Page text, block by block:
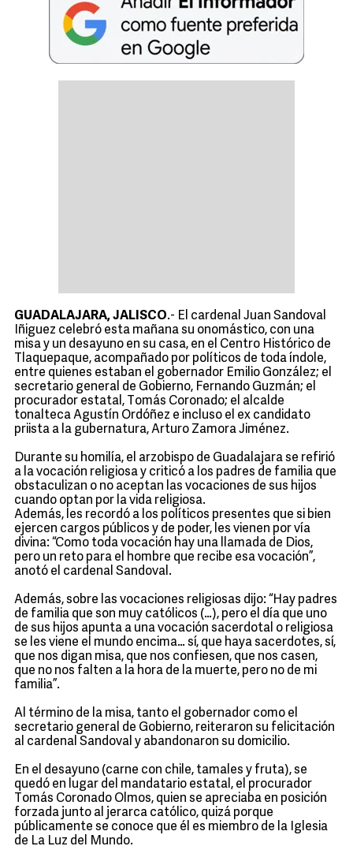
GUADALAJARA, JALISCO.- El cardenal Juan Sandoval
Iñiguez celebró esta mañana su onomástico, con una
misa y un desayuno en su casa, en el Centro Histórico de
Tlaquepaque, acompañado por políticos de toda índole,
entre quienes estaban el gobernador Emilio González; el
secretario general de Gobierno, Fernando Guzmán; el
procurador estatal, Tomás Coronado; el alcalde
tonalteca Agustín Ordóñez e incluso el ex candidato
priista a la gubernatura, Arturo Zamora Jiménez.
Durante su homilía, el arzobispo de Guadalajara se refirió
a la vocación religiosa y criticó a los padres de familia que
obstaculizan o no aceptan las vocaciones de sus hijos
cuando optan por la vida religiosa.
Además, les recordó a los políticos presentes que si bien
ejercen cargos públicos y de poder, les vienen por vía
divina: “Como toda vocación hay una llamada de Dios,
pero un reto para el hombre que recibe esa vocación”,
anotó el cardenal Sandoval.
Además, sobre las vocaciones religiosas dijo: “Hay padres
de familia que son muy católicos (…), pero el día que uno
de sus hijos apunta a una vocación sacerdotal o religiosa
se les viene el mundo encima… sí, que haya sacerdotes, sí,
que nos digan misa, que nos confiesen, que nos casen,
que no nos falten a la hora de la muerte, pero no de mi
familia”.
Al término de la misa, tanto el gobernador como el
secretario general de Gobierno, reiteraron su felicitación
al cardenal Sandoval y abandonaron su domicilio.
En el desayuno (carne con chile, tamales y fruta), se
quedó en lugar del mandatario estatal, el procurador
Tomás Coronado Olmos, quien se apreciaba en posición
forzada junto al jerarca católico, quizá porque
públicamente se conoce que él es miembro de la Iglesia
de La Luz del Mundo.